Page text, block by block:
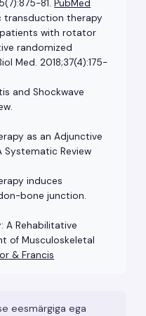
81.PubMed
transduction therapy
with rotator
randomized
Med. 2018;37(4):175-
and Shockwave
as an Adjunctive
Systematic Review
induces
bone junction.
A Rehabilitative
of Musculoskeletal
& Francis
eesmärgiga ega